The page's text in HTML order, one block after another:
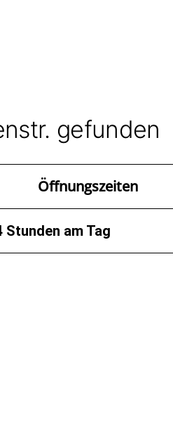
gefunden
Öffnungszeiten
Stunden am Tag